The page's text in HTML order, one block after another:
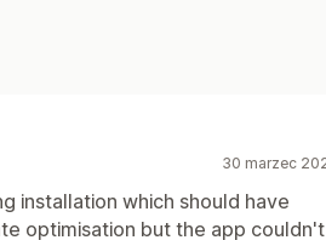
30 marzec
installation which should have
optimisation but the app couldn't